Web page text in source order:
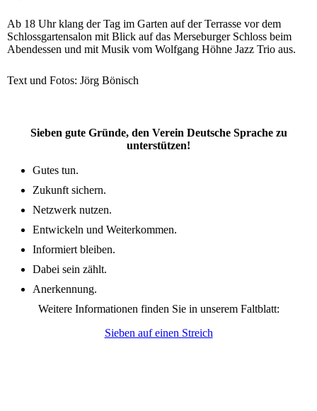
Ab 18 Uhr klang der Tag im Garten auf der Terrasse vor dem
Schlossgartensalon mit Blick auf das Merseburger Schloss beim
Abendessen und mit Musik vom Wolfgang Höhne Jazz Trio aus.
Text und Fotos: Jörg Bönisch
Sieben gute Gründe, den Verein Deutsche Sprache zu
unterstützen!
Gutes tun.
Zukunft sichern.
Netzwerk nutzen.
Entwickeln und Weiterkommen.
Informiert bleiben.
Dabei sein zählt.
Anerkennung.
Weitere Informationen finden Sie in unserem Faltblatt:
Sieben auf einen Streich